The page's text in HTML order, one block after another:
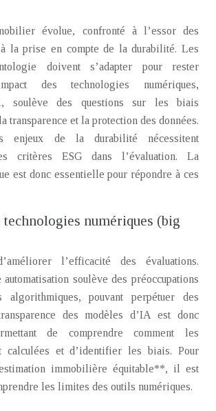
évolue, confronté à l’essor des
la prise en compte de la durabilité. Les
doivent s’adapter pour rester
des technologies numériques,
soulève des questions sur les biais
transparence et la protection des données.
enjeux de la durabilité nécessitent
critères ESG dans l’évaluation. La
est donc essentielle pour répondre à ces
technologies numériques (big
l’efficacité des évaluations.
automatisation soulève des préoccupations
algorithmiques, pouvant perpétuer des
des modèles d’IA est donc
de comprendre comment les
calculées et d’identifier les biais. Pour
immobilière équitable**, il est
les limites des outils numériques.